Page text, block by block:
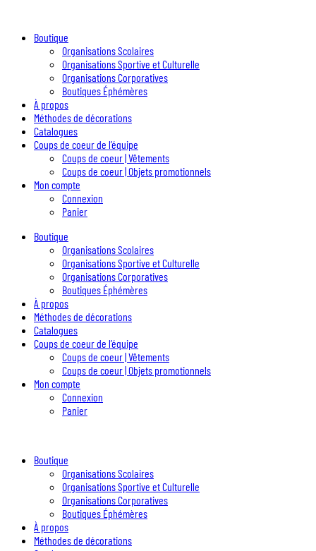
Boutique
Organisations Scolaires
Organisations Sportive et Culturelle
Organisations Corporatives
Boutiques Éphémères
À propos
Méthodes de décorations
Catalogues
Coups de coeur de l’équipe
Coups de coeur | Vêtements
Coups de coeur | Objets promotionnels
Mon compte
Connexion
Panier
Boutique
Organisations Scolaires
Organisations Sportive et Culturelle
Organisations Corporatives
Boutiques Éphémères
À propos
Méthodes de décorations
Catalogues
Coups de coeur de l’équipe
Coups de coeur | Vêtements
Coups de coeur | Objets promotionnels
Mon compte
Connexion
Panier
Boutique
Organisations Scolaires
Organisations Sportive et Culturelle
Organisations Corporatives
Boutiques Éphémères
À propos
Méthodes de décorations